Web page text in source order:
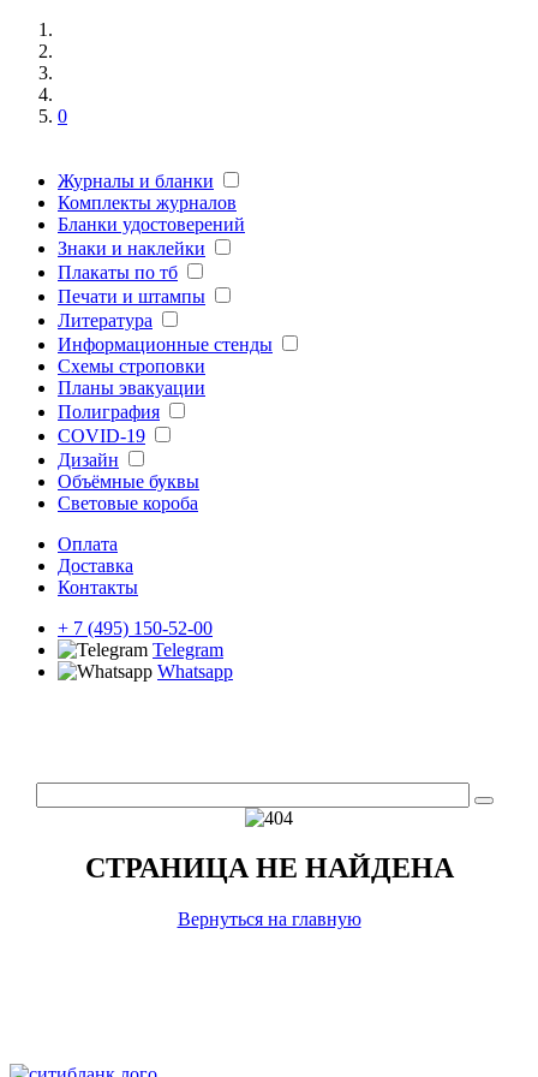
0
Журналы и бланки
Комплекты журналов
Бланки удостоверений
Знаки и наклейки
Плакаты по тб
Печати и штампы
Литература
Информационные стенды
Схемы строповки
Планы эвакуации
Полиграфия
COVID-19
Дизайн
Объёмные буквы
Световые короба
Оплата
Доставка
Контакты
+ 7 (495) 150-52-00
Telegram
Whatsapp
СТРАНИЦА НЕ НАЙДЕНА
Вернуться на главную